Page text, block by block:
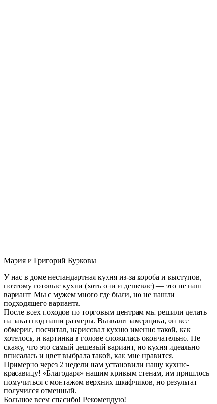
Мария и Григорий Бурковы
У нас в доме нестандартная кухня из-за короба и выступов,
поэтому готовые кухни (хоть они и дешевле) — это не наш
вариант. Мы с мужем много где были, но не нашли
подходящего варианта.
После всех походов по торговым центрам мы решили делать
на заказ под наши размеры. Вызвали замерщика, он все
обмерил, посчитал, нарисовал кухню именно такой, как
хотелось, и картинка в голове сложилась окончательно. Не
скажу, что это самый дешевый вариант, но кухня идеально
вписалась и цвет выбрала такой, как мне нравится.
Примерно через 2 недели нам установили нашу кухню-
красавицу! «Благодаря» нашим кривым стенам, им пришлось
помучиться с монтажом верхних шкафчиков, но результат
получился отменный.
Большое всем спасибо! Рекомендую!